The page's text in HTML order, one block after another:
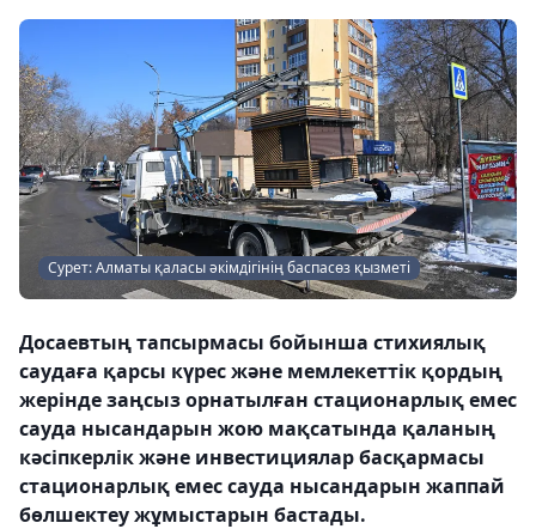
Сурет: Алматы қаласы әкімдігінің баспасөз қызметі
Досаевтың тапсырмасы бойынша стихиялық
саудаға қарсы күрес және мемлекеттік қордың
жерінде заңсыз орнатылған стационарлық емес
сауда нысандарын жою мақсатында қаланың
кәсіпкерлік және инвестициялар басқармасы
стационарлық емес сауда нысандарын жаппай
бөлшектеу жұмыстарын бастады.